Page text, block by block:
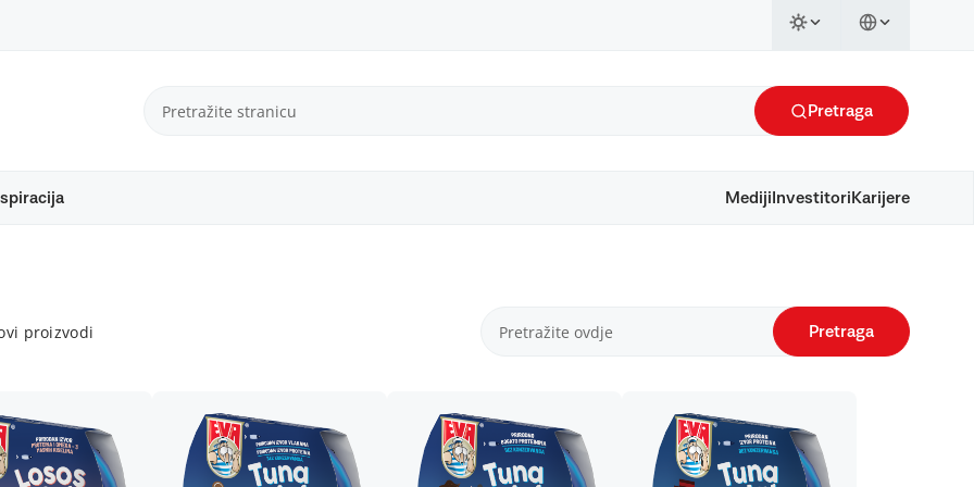
Pretraga
Mediji Investitori Karijere
proizvodi Pretraga